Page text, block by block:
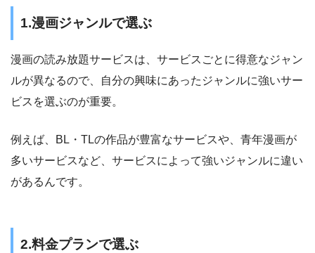
1.漫画ジャンルで選ぶ
漫画の読み放題サービスは、サービスごとに得意なジャン
ルが異なるので、自分の興味にあったジャンルに強いサー
ビスを選ぶのが重要。
例えば、BL・TLの作品が豊富なサービスや、青年漫画が
多いサービスなど、サービスによって強いジャンルに違い
があるんです。
2.料金プランで選ぶ